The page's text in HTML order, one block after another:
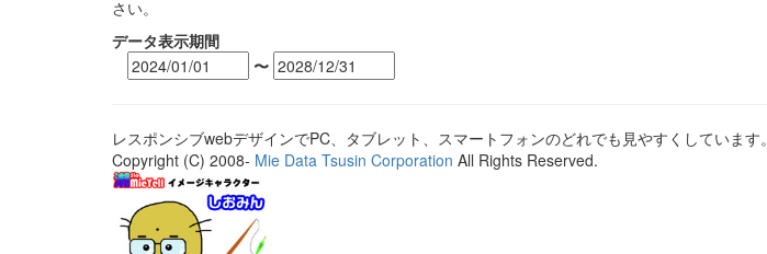
さい。
データ表示期間
〜
レスポンシブwebデザインでPC、タブレット、スマートフォンのどれでも見やすくしています。
Copyright (C) 2008- Mie Data Tsusin Corporation All Rights Reserved.